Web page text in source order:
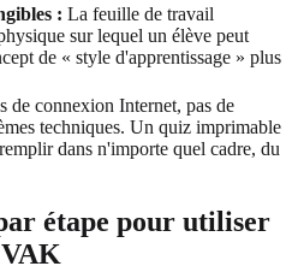
: La feuille de travail
sur lequel un élève peut
de « style d'apprentissage » plus
de connexion Internet, pas de
techniques. Un quiz imprimable
dans n'importe quel cadre, du
étape pour utiliser